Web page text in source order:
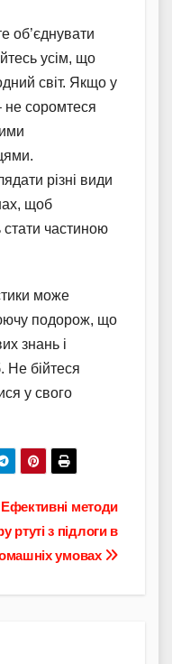
об’єднувати
усім, що
світ. Якщо у
не соромтеся
різні види
щоб
стати частиною
може
подорож, що
знань і
Не бійтеся
у свого
Ефективні методи
ртуті з підлоги в
умовах